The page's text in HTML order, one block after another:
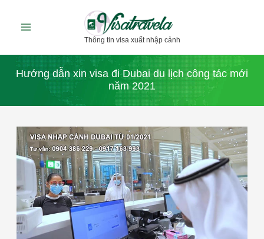
dung
Thông tin visa xuất nhập cảnh
Hướng dẫn xin visa đi Dubai du lịch công tác mới
năm 2021